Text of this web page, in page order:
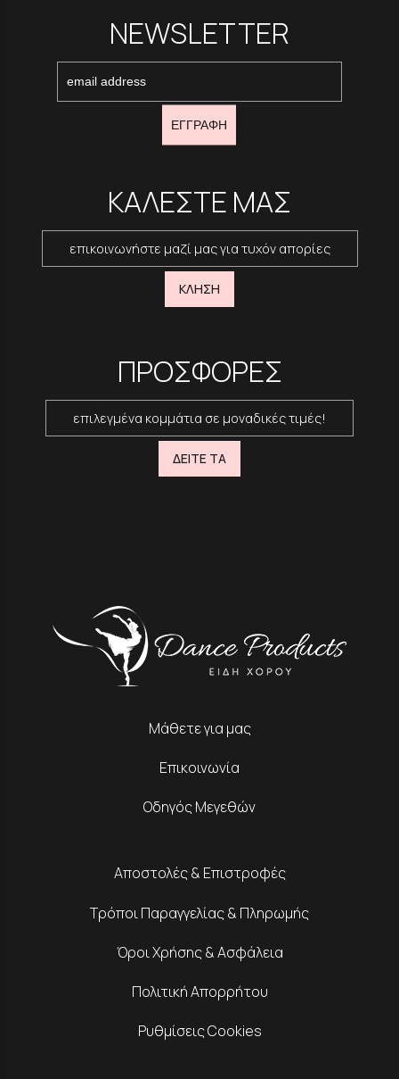
NEWSLETTER
ΕΓΓΡΑΦΗ
ΚΑΛΕΣΤΕ ΜΑΣ
επικοινωνήστε μαζί μας για τυχόν απορίες
ΚΛΗΣΗ
ΠΡΟΣΦΟΡΕΣ
επιλεγμένα κομμάτια σε μοναδικές τιμές!
ΔΕΙΤΕ ΤΑ
Μάθετε για μας
Επικοινωνία
Οδηγός Μεγεθών
Αποστολές & Επιστροφές
Τρόποι Παραγγελίας & Πληρωμής
Όροι Χρήσης & Ασφάλεια
Πολιτική Απορρήτου
Ρυθμίσεις Cookies